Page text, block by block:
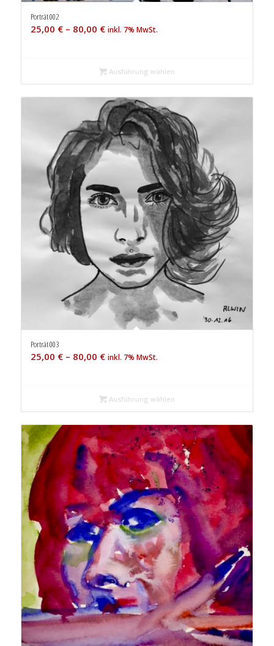
Porträt 002
25,00 €– 80,00 € inkl. 7% MwSt.
Ausführung wählen
Porträt 003
25,00 €– 80,00 € inkl. 7% MwSt.
Ausführung wählen